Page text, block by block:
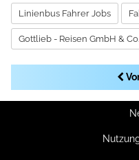
Linienbus Fahrer Jobs
Gottlieb - Reisen GmbH &